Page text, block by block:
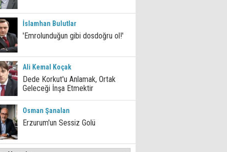
İslamhan Bulutlar
'Emrolunduğun gibi dosdoğru ol!'
Ali Kemal Koçak
Dede Korkut'u Anlamak, Ortak
Geleceği İnşa Etmektir
Osman Şanalan
Erzurum'un Sessiz Golü